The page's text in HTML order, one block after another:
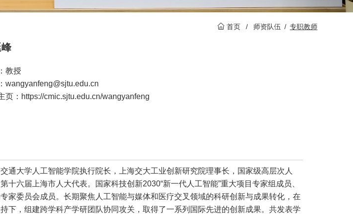
首页 / 师资队伍 / 专职教师
教授
wangyanfeng@sjtu.edu.cn
页： https://cmic.sjtu.edu.cn/wangyanfeng
通大学人工智能学院执行院长，上海交大工业创新研究院理事长，国家级高层次人
十六届上海市人大代表。国家科技创新2030“新一代人工智能”重大项目专家组成员、
家委员会成员。长期聚焦人工智能与媒体和医疗交叉领域的科研创新与成果转化，在
下，组建跨学科产学研团队协同攻关，取得了一系列国际先进的创新成果。共发表学